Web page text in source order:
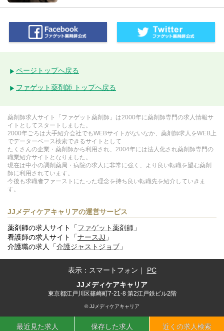
ページトップへ戻る
ファゲット薬剤師 トップへ戻る
薬剤師求人サイト「ファゲット薬剤師」は2000年に薬剤師専門の求人情報サ
イトとしてスタートしました。
2000年ごろは大手紹介会社でもWEBサイトがないなか、薬剤師求人をWEB上
でデーターベース検索できるサイトとして
たくさんの企業・薬剤師から利用され、2004年には法人化され薬剤師専門の
職業紹介サイトとなりました。
現在は中小の調剤薬局・病院の求人に非常に強く、より良い転職を望む薬剤
師に利用されています。
今後も求職者ファーストにたった理念を持ち良い転職先を紹介していきま
す。
JJメディケアキャリアの運営サービス
薬剤師の求人サイト「ファゲット薬剤師 」
看護師の求人サイト「ナースJJ 」
介護職の求人「介護ジャストジョブ 」
表示： スマートフォン ｜ PC
JJメディケアキャリア
東京都江戸川区篠崎町7-21-8 第2江戸鉄ビル2階
© JJメディケアキャリア
最近見た求人 保存した求人 近くの求人検索